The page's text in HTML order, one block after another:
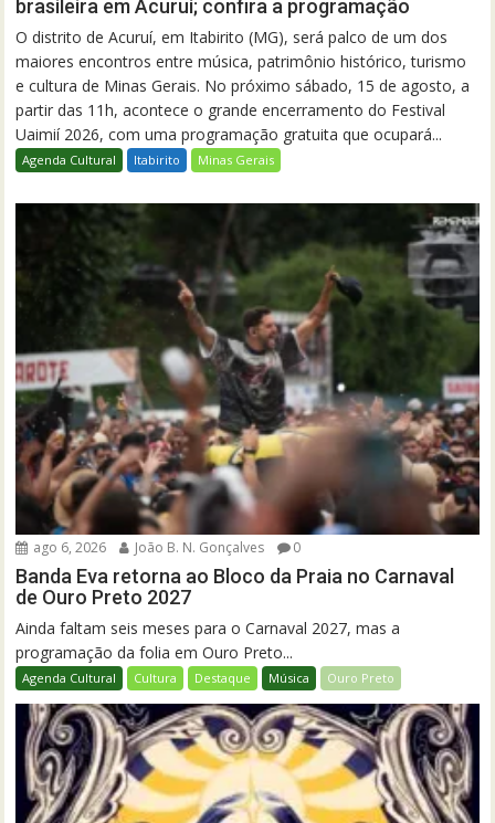
brasileira em Acuruí; confira a programação
O distrito de Acuruí, em Itabirito (MG), será palco de um dos
maiores encontros entre música, patrimônio histórico, turismo
e cultura de Minas Gerais. No próximo sábado, 15 de agosto, a
partir das 11h, acontece o grande encerramento do Festival
Uaimií 2026, com uma programação gratuita que ocupará...
Agenda Cultural Itabirito Minas Gerais
ago 6, 2026 João B. N. Gonçalves 0
Banda Eva retorna ao Bloco da Praia no Carnaval
de Ouro Preto 2027
Ainda faltam seis meses para o Carnaval 2027, mas a
programação da folia em Ouro Preto...
Agenda Cultural Cultura Destaque Música Ouro Preto